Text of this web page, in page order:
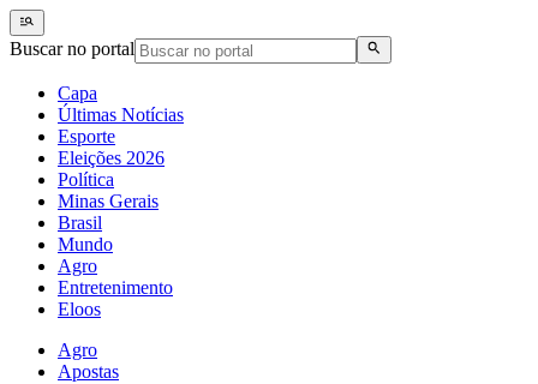
Buscar no portal
Capa
Últimas Notícias
Esporte
Eleições 2026
Política
Minas Gerais
Brasil
Mundo
Agro
Entretenimento
Eloos
Agro
Apostas